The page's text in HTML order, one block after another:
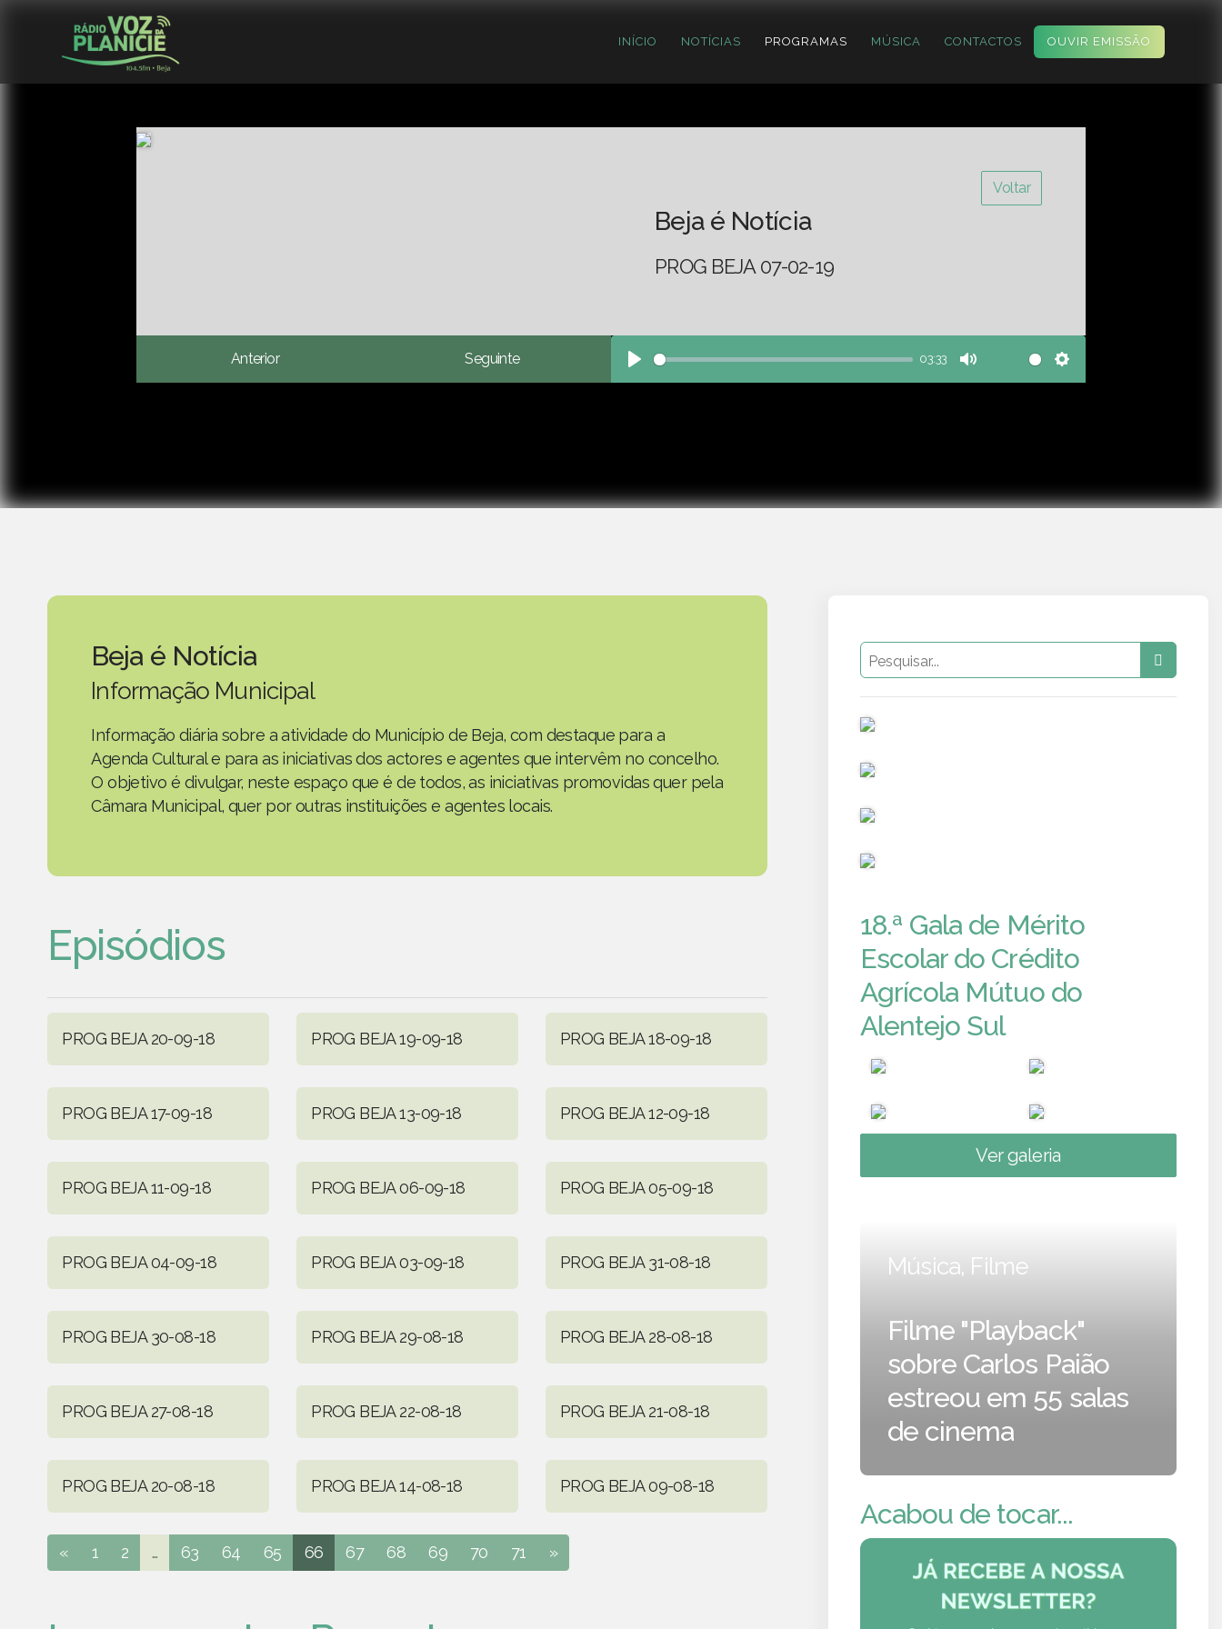
INÍCIO NOTÍCIAS PROGRAMAS MÚSICA CONTACTOS OUVIR EMISSÃO
Voltar
Beja é Notícia
PROG BEJA 07-02-19
Anterior Seguinte
Play
03:33
Mute Settings
Beja é Notícia
Informação Municipal
Informação diária sobre a atividade do Município de Beja, com destaque para a
Agenda Cultural e para as iniciativas dos actores e agentes que intervêm no concelho.
O objetivo é divulgar, neste espaço que é de todos, as iniciativas promovidas quer pela
Câmara Municipal, quer por outras instituições e agentes locais.
Episódios
PROG BEJA 20-09-18 PROG BEJA 19-09-18 PROG BEJA 18-09-18
PROG BEJA 17-09-18 PROG BEJA 13-09-18 PROG BEJA 12-09-18
PROG BEJA 11-09-18 PROG BEJA 06-09-18 PROG BEJA 05-09-18
PROG BEJA 04-09-18 PROG BEJA 03-09-18 PROG BEJA 31-08-18
PROG BEJA 30-08-18 PROG BEJA 29-08-18 PROG BEJA 28-08-18
PROG BEJA 27-08-18 PROG BEJA 22-08-18 PROG BEJA 21-08-18
PROG BEJA 20-08-18 PROG BEJA 14-08-18 PROG BEJA 09-08-18
« 1 2 ... 63 64 65 66 67 68 69 70 71 »
18.ª Gala de Mérito
Escolar do Crédito
Agrícola Mútuo do
Alentejo Sul
Ver galeria
Música, Filme
Filme "Playback"
sobre Carlos Paião
estreou em 55 salas
de cinema
Acabou de tocar...